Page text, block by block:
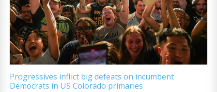
Progressives inflict big defeats on incumbent
Democrats in US Colorado primaries